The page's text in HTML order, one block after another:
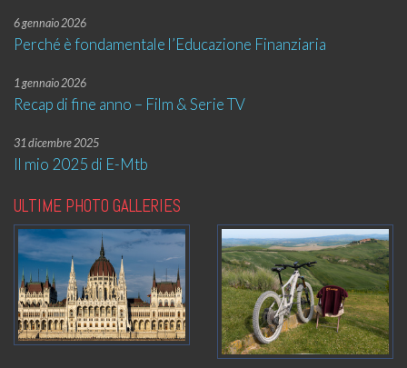
6 gennaio 2026
Perché è fondamentale l’Educazione Finanziaria
1 gennaio 2026
Recap di fine anno – Film & Serie TV
31 dicembre 2025
Il mio 2025 di E-Mtb
ULTIME PHOTO GALLERIES